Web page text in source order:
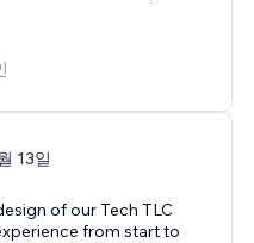
13일
of our Tech TLC
from start to